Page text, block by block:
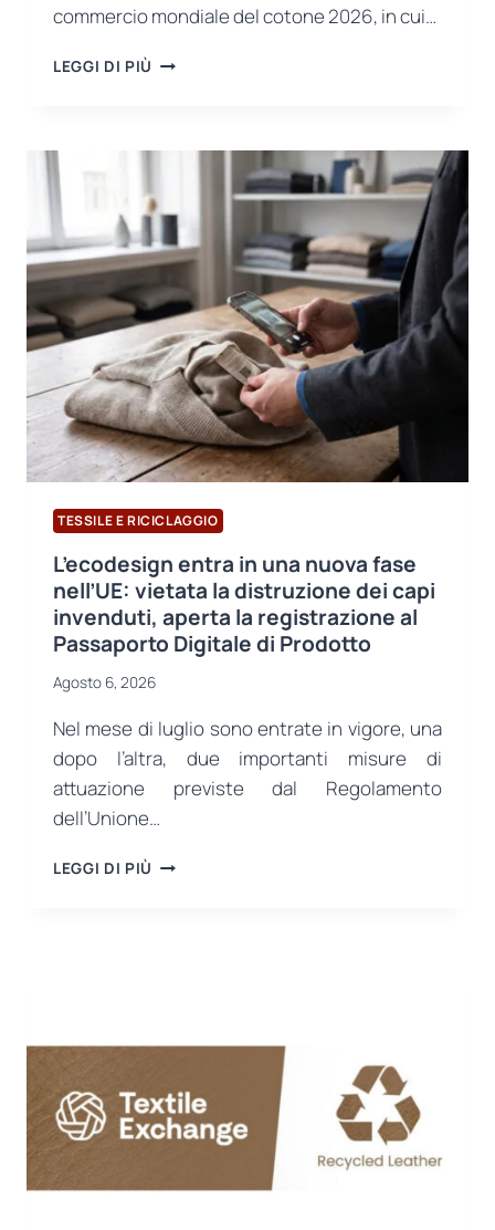
commercio mondiale del cotone 2026, in cui…
LEGGI DI PIÙ RAPPORTO
COMMERCIO
DEL
COTONE:
IL
COMMERCIO
GLOBALE
RAGGIUNGERÀ
I
10,3
MILIONI
DI
TONNELLATE
ENTRO
IL
TESSILE E RICICLAGGIO
L’ecodesign entra in una nuova fase
nell’UE: vietata la distruzione dei capi
invenduti, aperta la registrazione al
Passaporto Digitale di Prodotto
Agosto 6, 2026
Nel mese di luglio sono entrate in vigore, una
dopo l’altra, due importanti misure di
attuazione previste dal Regolamento
dell’Unione…
LEGGI DI PIÙ L’ECODESIGN
LA
DEI
CAPI
INVENDUTI,
LA